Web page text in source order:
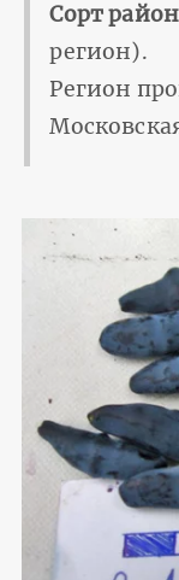
Сорт
регион).
Регион